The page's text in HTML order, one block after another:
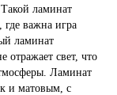
Такой ламинат
где важна игра
ламинат
отражает свет, что
Ламинат
и матовым, с